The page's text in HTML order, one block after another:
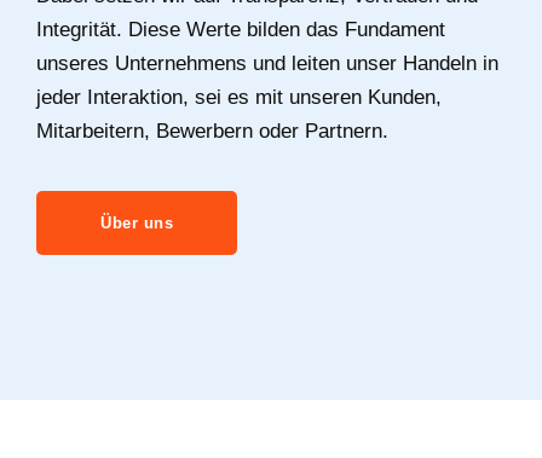
Integrität. Diese Werte bilden das Fundament
unseres Unternehmens und leiten unser Handeln in
jeder Interaktion, sei es mit unseren Kunden,
Mitarbeitern, Bewerbern oder Partnern.
Über uns